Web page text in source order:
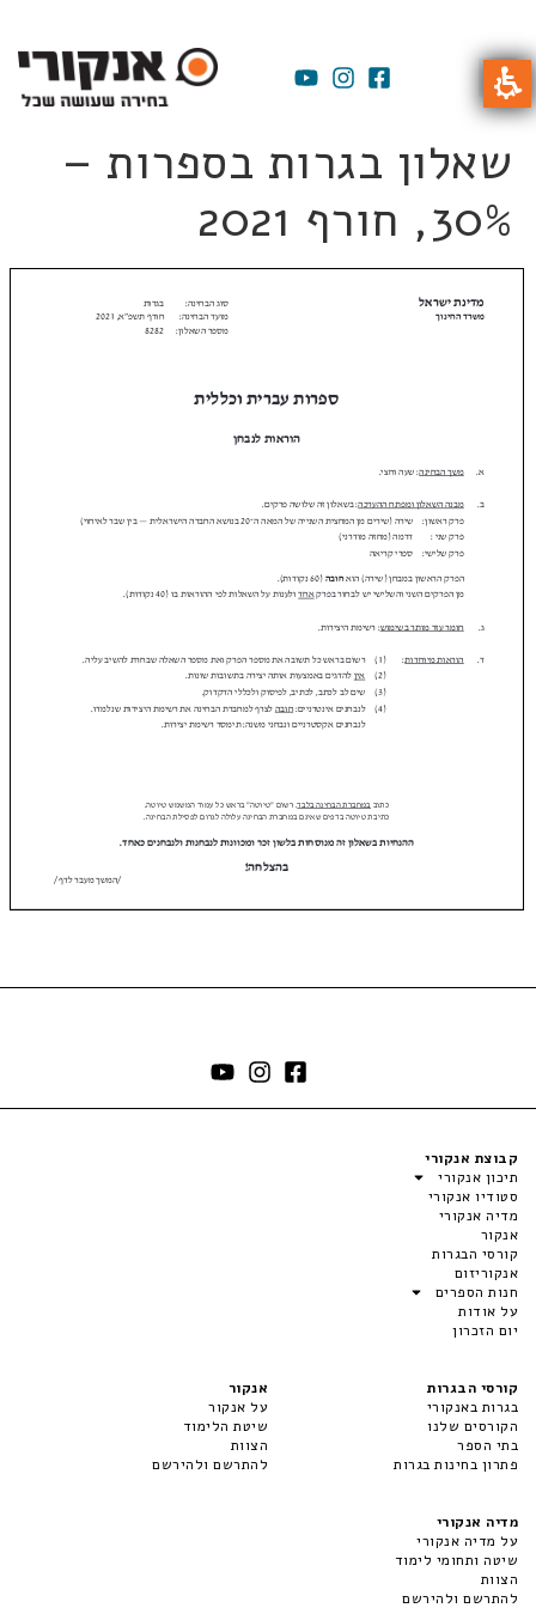
שאלון בגרות בספרות –
30%, חורף 2021
קבוצת אנקורי
תיכון אנקורי
סטודיו אנקורי
מדיה אנקורי
אנקור
קורסי הבגרות
אנקוריזום
חנות הספרים
על אודות
יום הזכרון
קורסי הבגרות
בגרות באנקורי
הקורסים שלנו
בתי הספר
פתרון בחינות בגרות
אנקור
על אנקור
שיטת הלימוד
הצוות
להתרשם ולהירשם
מדיה אנקורי
על מדיה אנקורי
שיטה ותחומי לימוד
הצוות
להתרשם ולהירשם